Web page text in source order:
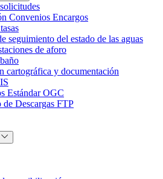
Convenios Encargos
seguimiento del estado de las aguas
de aforo
cartográfica y documentación
Estándar OGC
de Descargas FTP